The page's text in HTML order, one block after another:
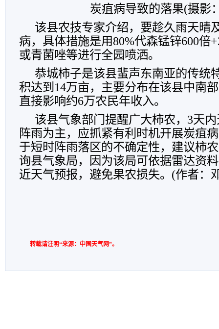
炭疽病导致的落果(摄影
该县农技专家介绍，要趁久雨天晴
病，具体措施是用80%代森锰锌600倍
或青菌唑等进行全园喷洒。
恭城柿子是该县蜚声东南亚的传统
积达到14万亩，主要分布在该县中南
直接影响约6万农民年收入。
该县气象部门提醒广大柿农，3天
阵雨为主，应抓紧有利时机开展炭疽
于短时阵雨落区的不确定性，建议柿
询县气象局，因为该局可依据雷达资
近天气预报，避免果农损失。(作者：
转载请注明“来源：中国天气网”。